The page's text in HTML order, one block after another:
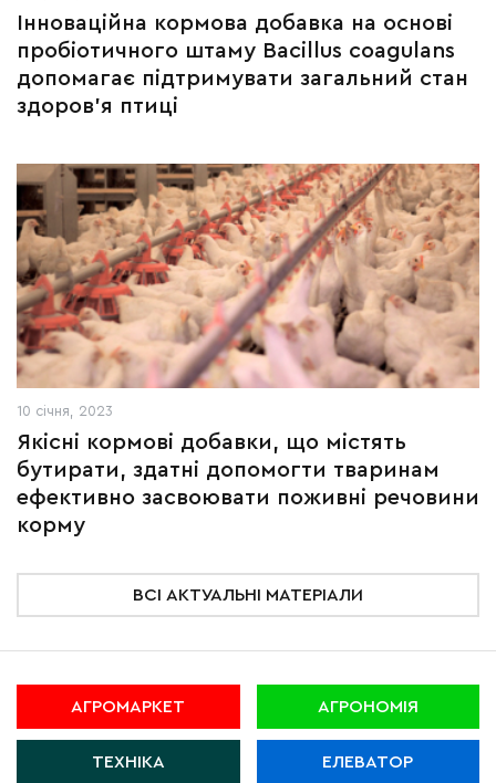
Інноваційна кормова добавка на основі
пробіотичного штаму Bacillus coagulans
допомагає підтримувати загальний стан
здоров’я птиці
10 січня, 2023
Якісні кормові добавки, що містять
бутирати, здатні допомогти тваринам
ефективно засвоювати поживні речовини
корму
ВСІ АКТУАЛЬНІ МАТЕРІАЛИ
АГРОМАРКЕТ АГРОНОМІЯ
ТЕХНІКА ЕЛЕВАТОР